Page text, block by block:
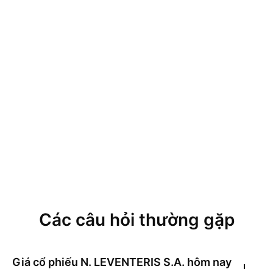
Các câu hỏi thường gặp
Giá cổ phiếu N. LEVENTERIS S.A. hôm nay